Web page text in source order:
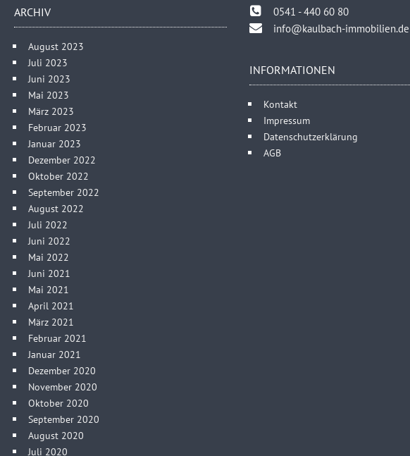
ARCHIV
August 2023
Juli 2023
Juni 2023
Mai 2023
März 2023
Februar 2023
Januar 2023
Dezember 2022
Oktober 2022
September 2022
August 2022
Juli 2022
Juni 2022
Mai 2022
Juni 2021
Mai 2021
April 2021
März 2021
Februar 2021
Januar 2021
Dezember 2020
November 2020
Oktober 2020
September 2020
August 2020
Juli 2020
0541 - 440 60 80
info@kaulbach-immobilien.de
INFORMATIONEN
Kontakt
Impressum
Datenschutzerklärung
AGB